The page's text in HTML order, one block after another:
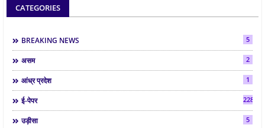
CATEGORIES
BREAKING NEWS 5
असम 2
आंध्र प्रदेश 1
ई-पेपर 2286
उड़ीसा 5